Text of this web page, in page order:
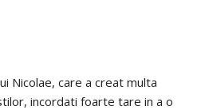
Nicolae, care a creat multa
incordati foarte tare in a o